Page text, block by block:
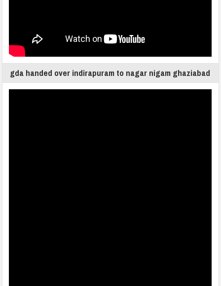
gda handed over indirapuram to nagar nigam ghaziabad